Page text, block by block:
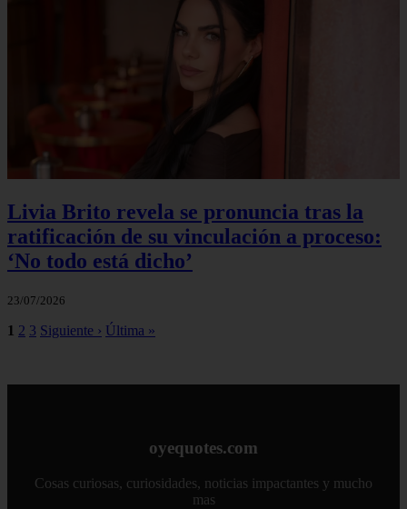
Livia Brito revela se pronuncia tras la
ratificación de su vinculación a proceso:
‘No todo está dicho’
23/07/2026
1 2 3 Siguiente › Última »
oyequotes.com
Cosas curiosas, curiosidades, noticias impactantes y mucho
mas